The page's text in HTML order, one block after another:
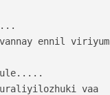
ennil viriyum
vaa